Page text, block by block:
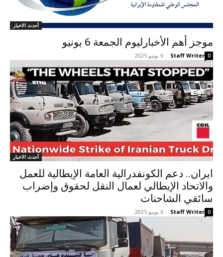
أحدث الاخبار
موجز أهم الأخبارلیوم الجمعة 6 يونيو
Staff Writer
- 6 يونيو 2025 0
أحدث الاخبار
ایران.. دعم الكونفدرالية العامة الإيطالية للعمل
والاتحاد الإيطالي لعمال النقل لحقوق وإضراب
سائقي الشاحنات
Staff Writer
- 6 يونيو 2025 0